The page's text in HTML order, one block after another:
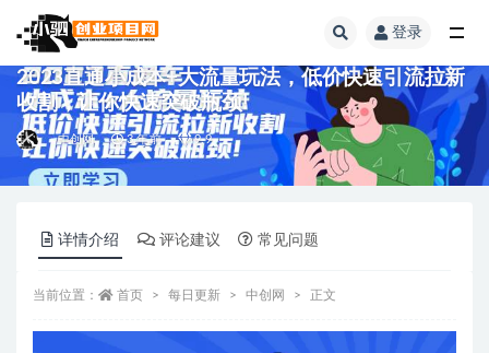
登录
2023直通小成本+大流量玩法，低价快速引流拉新
收割，让你快速突破瓶颈!
中创网 3 年前 9.9
详情介绍 评论建议 常见问题
当前位置： 首页 每日更新 中创网 正文